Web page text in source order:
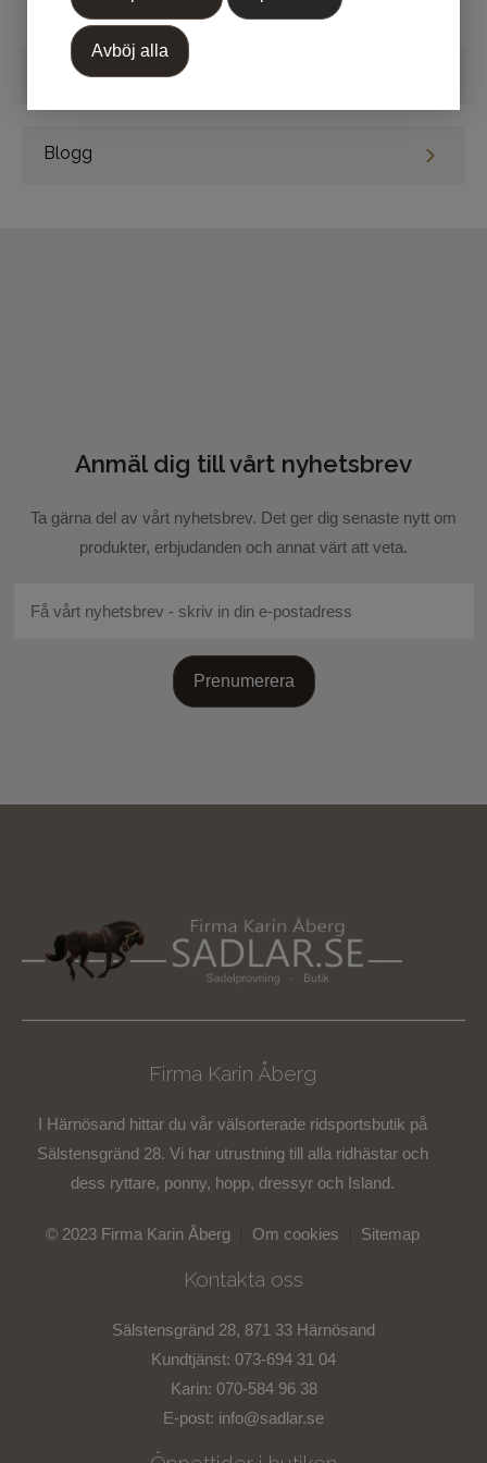
Avböj alla
Recensioner
Skriv en recension
Skicka recension
Blogg
Anmäl dig till vårt nyhetsbrev
Ta gärna del av vårt nyhetsbrev. Det ger dig senaste nytt om
produkter, erbjudanden och annat värt att veta.
Prenumerera
Firma Karin Åberg
I Härnösand hittar du vår välsorterade ridsportsbutik på
Sälstensgränd 28. Vi har utrustning till alla ridhästar och
dess ryttare, ponny, hopp, dressyr och Island.
© 2023 Firma Karin Åberg Om cookies Sitemap
Kontakta oss
Sälstensgränd 28, 871 33 Härnösand
Kundtjänst: 073-694 31 04
Karin: 070-584 96 38
E-post: info@sadlar.se